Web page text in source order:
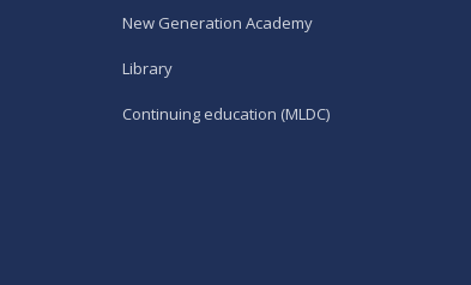
New Generation Academy
Library
Continuing education (MLDC)